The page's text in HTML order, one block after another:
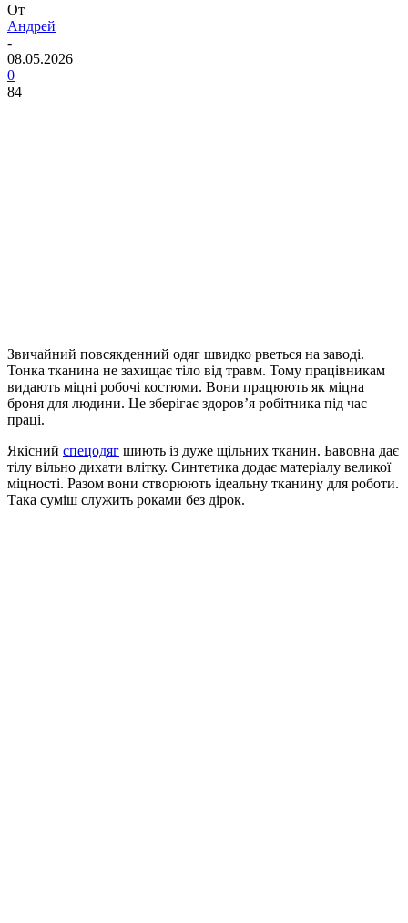
От
Андрей
-
08.05.2026
0
84
Звичайний повсякденний одяг швидко рветься на заводі.
Тонка тканина не захищає тіло від травм. Тому працівникам
видають міцні робочі костюми. Вони працюють як міцна
броня для людини. Це зберігає здоров’я робітника під час
праці.
Якісний спецодяг шиють із дуже щільних тканин. Бавовна дає
тілу вільно дихати влітку. Синтетика додає матеріалу великої
міцності. Разом вони створюють ідеальну тканину для роботи.
Така суміш служить роками без дірок.